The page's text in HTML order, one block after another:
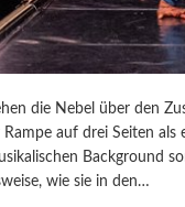
die Nebel über den
Rampe auf drei Seiten
Background
wie sie in den…